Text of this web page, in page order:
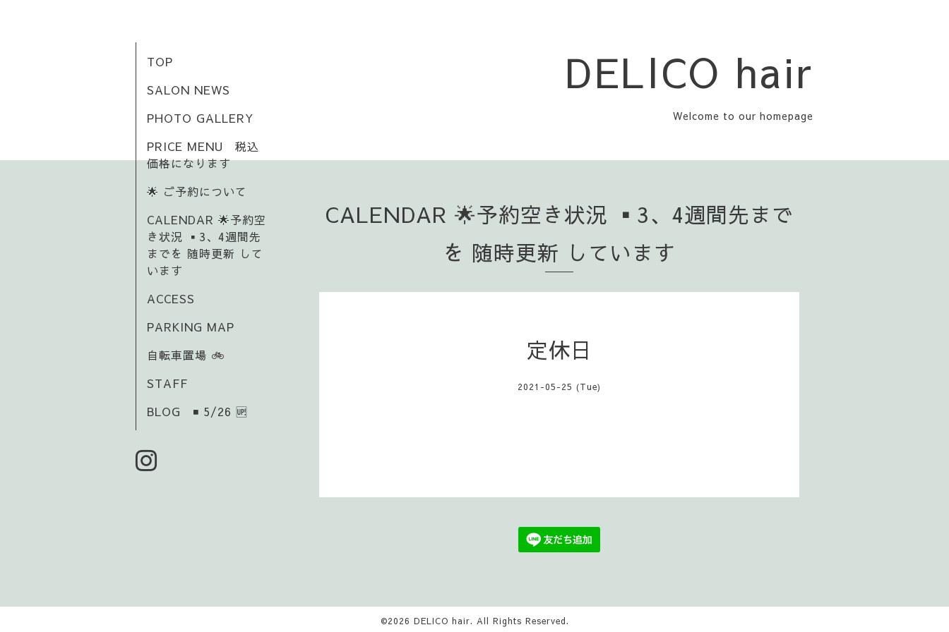
DELICO hair
Welcome to our homepage
TOP
SALON NEWS
PHOTO GALLERY
PRICE MENU 税込
価格になります
🌟 ご予約について
CALENDAR 🌟予約空
き状況 ▪️3、4週間先
までを 随時更新 して
います
ACCESS
PARKING MAP
自転車置場 🚲️
STAFF
BLOG ◾ 5/26 🆙
CALENDAR 🌟予約空き状況 ▪️3、4週間先まで
を 随時更新 しています
定休日
2021-05-25 (Tue)
©2026 DELICO hair. All Rights Reserved.